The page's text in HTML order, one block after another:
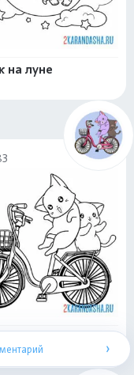
на луне
›